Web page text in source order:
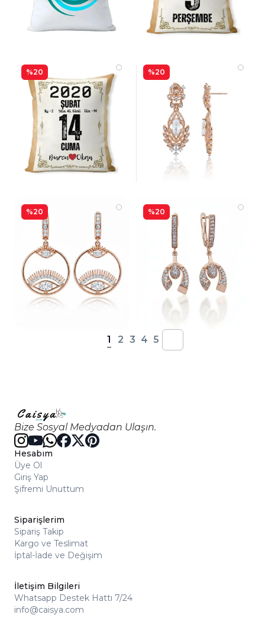
%20 %20
%20 %20
1 2 3 4 5
Bize Sosyal Medyadan Ulaşın.
Hesabım
Üye Ol
Giriş Yap
Şifremi Unuttum
Siparişlerim
Sipariş Takip
Kargo ve Teslimat
İptal-İade ve Değişim
İletişim Bilgileri
Whatsapp Destek Hattı 7/24
info@caisya.com